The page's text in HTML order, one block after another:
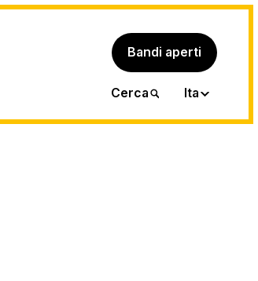
Bandi aperti
Cerca ItaEng